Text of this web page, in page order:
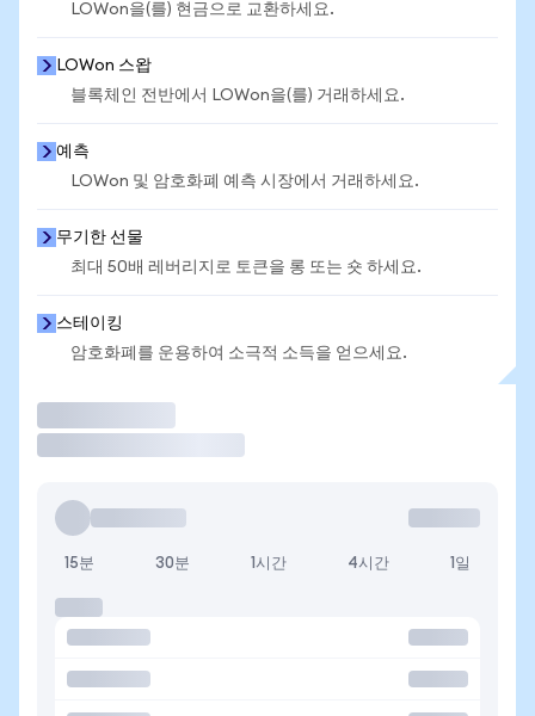
LOWon을(를) 현금으로 교환하세요.
LOWon 스왑
블록체인 전반에서 LOWon을(를) 거래하세요.
예측
LOWon 및 암호화폐 예측 시장에서 거래하세요.
무기한 선물
최대 50배 레버리지로 토큰을 롱 또는 숏 하세요.
스테이킹
암호화폐를 운용하여 소극적 소득을 얻으세요.
15분 30분 1시간 4시간 1일